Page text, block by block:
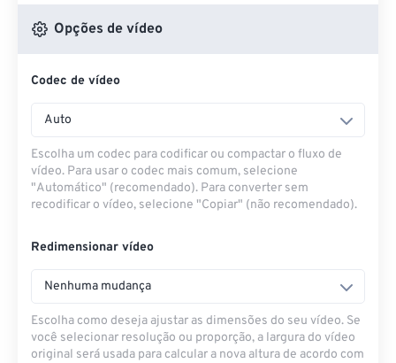
Do OneDrive
Opções de vídeo
Codec de vídeo
Auto
Escolha um codec para codificar ou compactar o fluxo de
vídeo. Para usar o codec mais comum, selecione
"Automático" (recomendado). Para converter sem
recodificar o vídeo, selecione "Copiar" (não recomendado).
Redimensionar vídeo
Nenhuma mudança
Escolha como deseja ajustar as dimensões do seu vídeo. Se
você selecionar resolução ou proporção, a largura do vídeo
original será usada para calcular a nova altura de acordo com